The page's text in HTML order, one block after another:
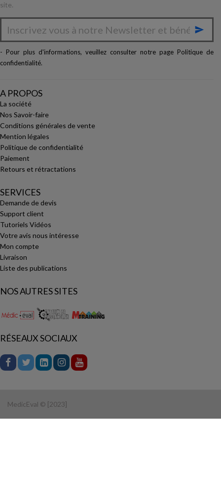
site.

- Pour plus d'informations, veuillez consulter notre page Politique de
confidentialité.
A PROPOS
La société
Nos Savoir-faire
Conditions générales de vente
Mention légales
Politique de confidentialité
Paiement
Retours et rétractations
SERVICES
Demande de devis
Support client
Tutoriels Vidéos
Votre avis nous intéresse
Mon compte
Livraison
Liste des publications
NOS AUTRES SITES
RÉSEAUX SOCIAUX
MedicEval © [2023]